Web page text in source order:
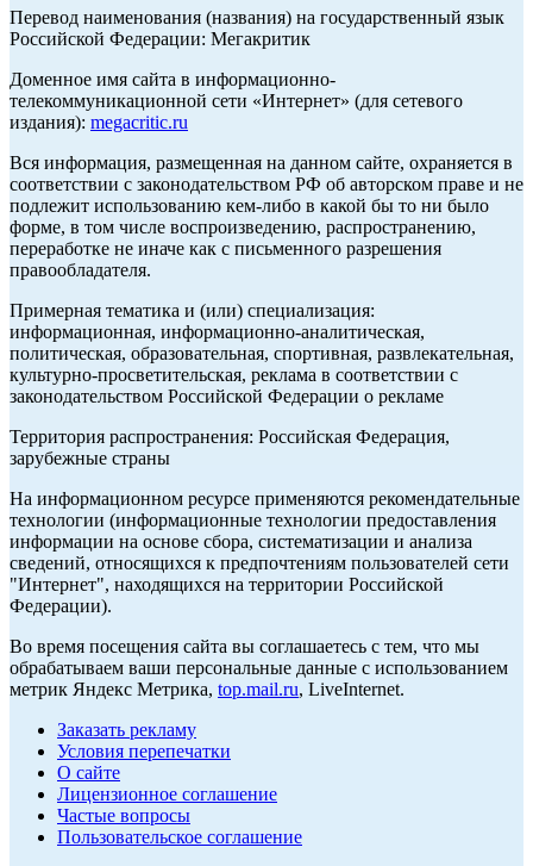
Перевод наименования (названия) на государственный язык
Российской Федерации: Мегакритик
Доменное имя сайта в информационно-
телекоммуникационной сети «Интернет» (для сетевого
издания): megacritic.ru
Вся информация, размещенная на данном сайте, охраняется в
соответствии с законодательством РФ об авторском праве и не
подлежит использованию кем-либо в какой бы то ни было
форме, в том числе воспроизведению, распространению,
переработке не иначе как с письменного разрешения
правообладателя.
Примерная тематика и (или) специализация:
информационная, информационно-аналитическая,
политическая, образовательная, спортивная, развлекательная,
культурно-просветительская, реклама в соответствии с
законодательством Российской Федерации о рекламе
Территория распространения: Российская Федерация,
зарубежные страны
На информационном ресурсе применяются рекомендательные
технологии (информационные технологии предоставления
информации на основе сбора, систематизации и анализа
сведений, относящихся к предпочтениям пользователей сети
"Интернет", находящихся на территории Российской
Федерации).
Во время посещения сайта вы соглашаетесь с тем, что мы
обрабатываем ваши персональные данные с использованием
метрик Яндекс Метрика, top.mail.ru, LiveInternet.
Заказать рекламу
Условия перепечатки
О сайте
Лицензионное соглашение
Частые вопросы
Пользовательское соглашение